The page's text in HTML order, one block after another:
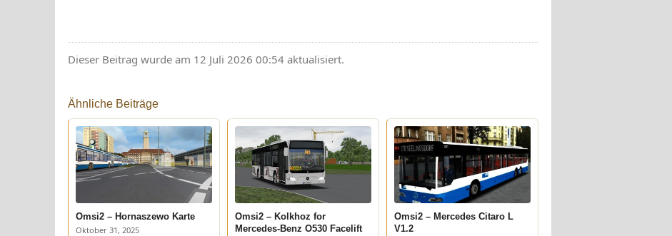
Dieser Beitrag wurde am 12 Juli 2026 00:54 aktualisiert.
Ähnliche Beiträge
Omsi2 – Hornaszewo Karte
Oktober 31, 2025
Omsi2 – Kolkhoz for
Mercedes-Benz O530 Facelift
Omsi2 – Mercedes Citaro L
V1.2